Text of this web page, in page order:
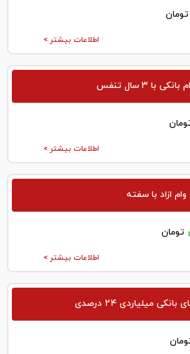
تومان
اطلاعات بیشتر >
بانکی با ۳ سال تنفس
اطلاعات بیشتر >
وام ازاد با سفته
تومان
اطلاعات بیشتر >
میلیاردی ۲۴ درصدی